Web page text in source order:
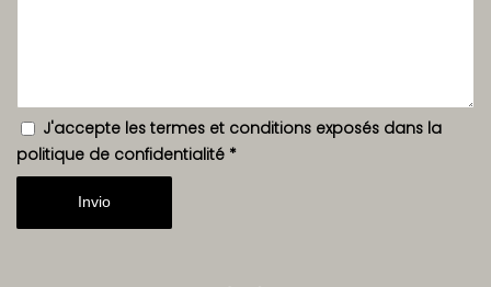
J'accepte les termes et conditions exposés dans la
politique de confidentialité *